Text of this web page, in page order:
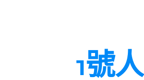
1號人